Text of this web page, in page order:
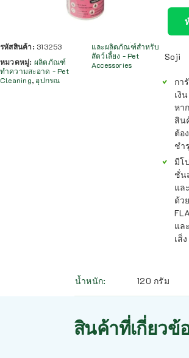
รหัสสินค้า: 313253
หมวดหมู่: ผลิตภัณฑ์
ทำความสะอาด - Pet
Cleaning, อุปกรณ
และผลิตภัณฑ์สำหรับ
สัตว์เลี้ยง - Pet
Accessories
Soji
กา
เงิ
หา
สิน
ต้อ
ชำ
มีโ
ชั่น
แล
ด้ว
แล
เส็ง
น้ำหนัก 120 กรัม
สินค้าที่เกี่ยวข้